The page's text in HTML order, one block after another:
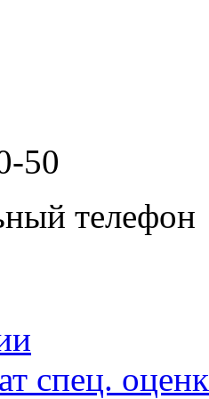
50
телефон
спец.